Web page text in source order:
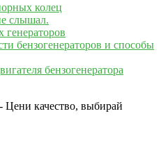
колец
слышал.
генераторов
бензогенераторов и способы
бензогенератора
качество, выбирай